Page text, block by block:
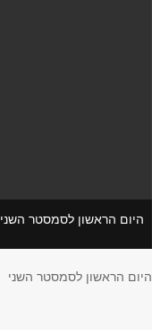
היום הראשון לסמסטר השני
היום הראשון לסמסטר השני